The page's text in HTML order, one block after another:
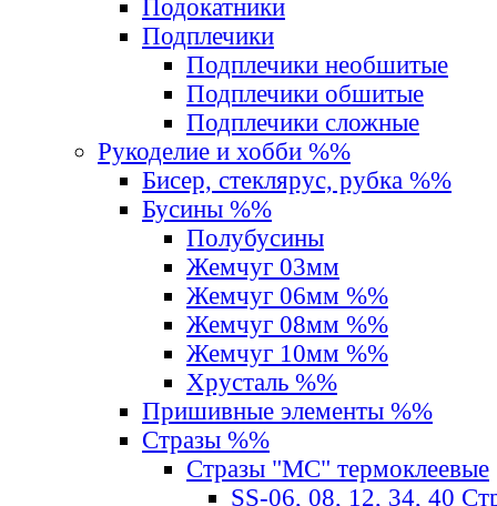
Подокатники
Подплечики
Подплечики необшитые
Подплечики обшитые
Подплечики сложные
Рукоделие и хобби %%
Бисер, стеклярус, рубка %%
Бусины %%
Полубусины
Жемчуг 03мм
Жемчуг 06мм %%
Жемчуг 08мм %%
Жемчуг 10мм %%
Хрусталь %%
Пришивные элементы %%
Стразы %%
Стразы "MС" термоклеевые
SS-06, 08, 12, 34, 40